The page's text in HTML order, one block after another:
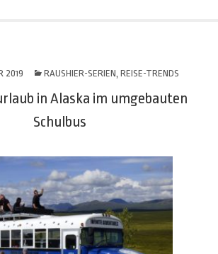
2019 RAUSHIER-SERIEN REISE-TRENDS
in Alaska im umgebauten
Schulbus